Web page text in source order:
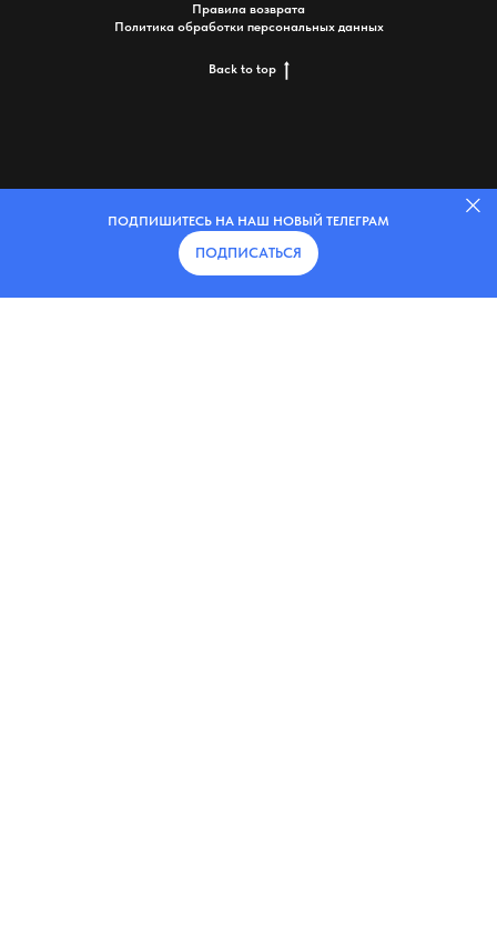
Правила возврата
Политика обработки персональных данных
Back to top
ПОДПИШИТЕСЬ НА НАШ НОВЫЙ ТЕЛЕГРАМ
ПОДПИСАТЬСЯ